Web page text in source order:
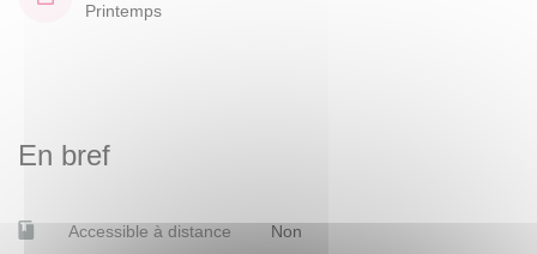
Printemps
En bref
Accessible à distance Non